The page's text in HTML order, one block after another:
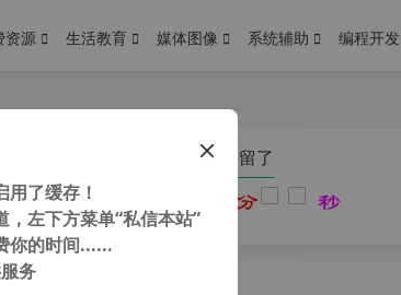
资源 生活教育 媒体图像 系统辅助 编程开发
载软件
间位于国
2026年3月22日
您在本页停留了
了缓存！
左下方菜单“私信本站”
你的时间......
务